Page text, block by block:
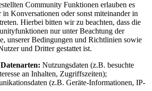
Community Funktionen erlauben es
Konversationen oder sonst miteinander in
Hierbei bitten wir zu beachten, dass die
nur unter Beachtung der
unserer Bedingungen und Richtlinien sowie
und Dritter gestattet ist.
Nutzungsdaten (z.B. besuchte
an Inhalten, Zugriffszeiten);
(z.B. Geräte-Informationen, IP-